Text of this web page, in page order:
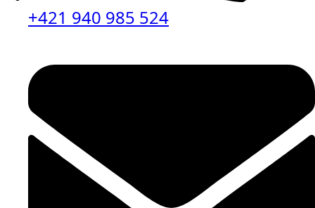
+421 940 985 524